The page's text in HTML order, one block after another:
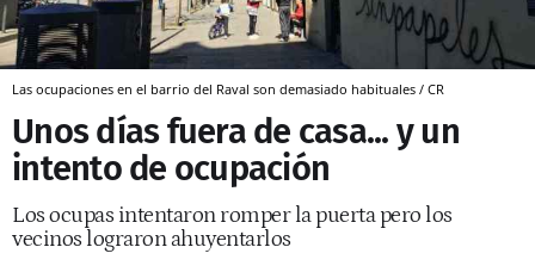
Las ocupaciones en el barrio del Raval son demasiado habituales / CR
Unos días fuera de casa... y un
intento de ocupación
Los ocupas intentaron romper la puerta pero los
vecinos lograron ahuyentarlos